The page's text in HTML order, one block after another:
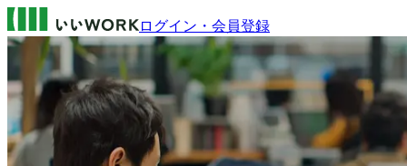
ログイン・会員登録